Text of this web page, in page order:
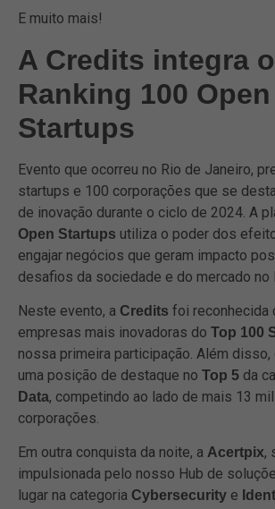
E muito mais!
A Credits integra o
Ranking 100 Open
Startups
Evento que ocorreu no Rio de Janeiro,
startups e 100 corporações que se
de inovação durante o ciclo de 2024. A
Open Startups utiliza o poder dos
engajar negócios que geram impacto
desafios da sociedade e do mercado no
Neste evento, a Credits foi reconhecida
empresas mais inovadoras do Top 100
nossa primeira participação. Além
uma posição de destaque no Top 5 da
Data, competindo ao lado de mais 13
corporações.
Em outra conquista da noite, a Acertpix,
impulsionada pelo nosso Hub de
lugar na categoria Cybersecurity e